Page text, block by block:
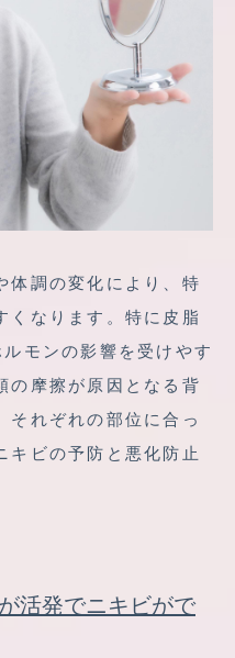
体調の変化により、特
くなります。特に皮脂
モンの影響を受けやす
の摩擦が原因となる背
それぞれの部位に合っ
キビの予防と悪化防止
活発でニキビがで